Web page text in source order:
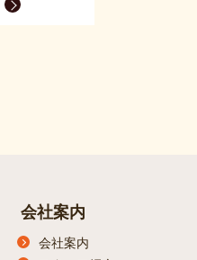
会社案内
会社案内